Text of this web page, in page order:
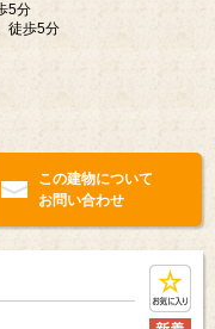
5分
徒歩5分
この建物について
お問い合わせ